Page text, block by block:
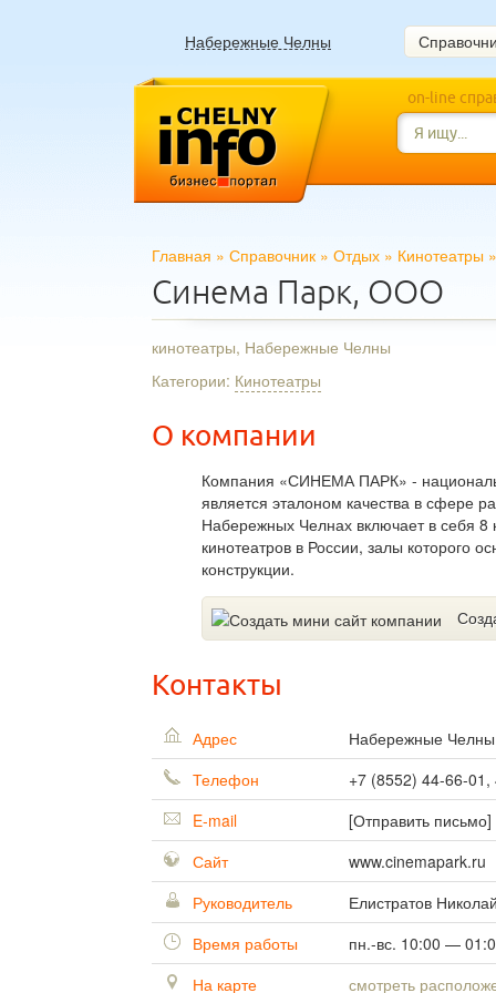
Набережные Челны
on-line
Главная » Справочник » Отдых » Кинотеатры
Синема Парк, ООО
кинотеатры, Набережные Челны
Категории: Кинотеатры
О компании
Компания «СИНЕМА ПАРК» -
является эталоном качества в сфере
Набережных Челнах включает в себя 8
кинотеатров в России, залы которого
конструкции.
Контакты
Адрес
Набережные
Телефон
+7 (8552) 44-66-
E-mail
[Отправить письмо]
Сайт
www.cinemapark.ru
Руководитель
Елистратов
Время работы
пн.-вс. 10:00 —
На карте
смотреть